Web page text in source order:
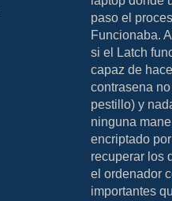
paso el
Funcionaba.
si el Latch
capaz de
contrasena
pestillo) y
ninguna
encriptado
recuperar los
el ordenador
importantes